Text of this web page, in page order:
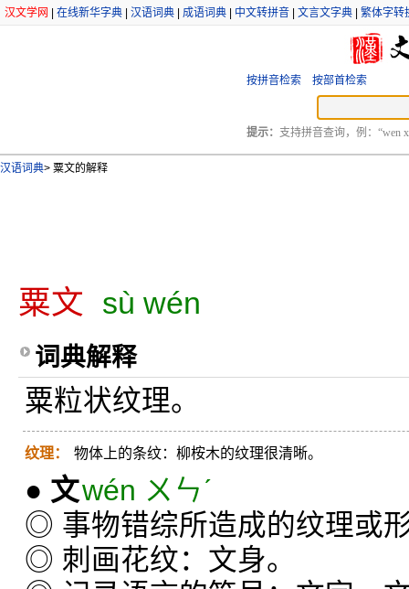
汉文学网 在线新华字典 汉语词典 成语词典 中文转拼音 文言文字典 繁体字转
按拼音检索 按部首检索
提示： 支持拼音查询，例：“wen
汉语词典> 粟文的解释
粟文 sù wén
词典解释
粟粒状纹理。
纹理： 物体上的条纹：柳桉木的纹理很清晰。
● 文wén ㄨㄣˊ
◎ 事物错综所造成的纹理或
◎ 刺画花纹：文身。